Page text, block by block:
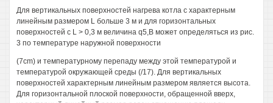
Для вертикальных поверхностей нагрева котла с характерным
линейным размером L больше 3 м и для горизонтальных
поверхностей с L > 0,3 м величина q5,B может определяться из рис.
3 по температуре наружной поверхности
(7cm) и температурному перепаду между этой температурой и
температурой окружающей среды (/17). Для вертикальных
поверхностей характерным линейным размером является высота.
Для горизонтальной плоской поверхности, обращенной вверх,